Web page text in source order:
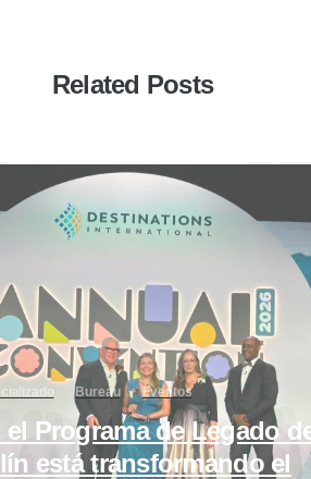
Related Posts
Bureau Eventos
el Programa de Legado
está transformando el